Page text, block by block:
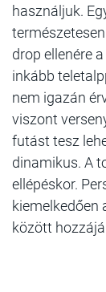
használjuk.
drop ellenére
inkább
nem igazán
viszont
futást tesz
dinamikus. A
ellépéskor.
kiemelkedően
között